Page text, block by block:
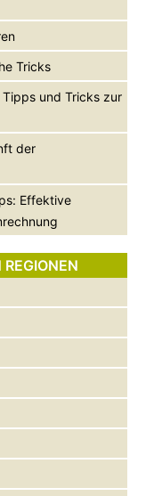
Tricks
und Tricks zur
der
Effektive